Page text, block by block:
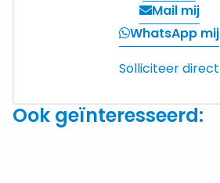
Verzend
een
email
Mail mij
WhatsApp mij
Solliciteer direct
Ook geïnteresseerd: